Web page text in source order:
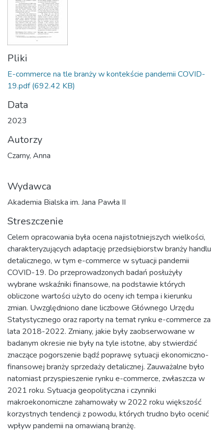
Pliki
E-commerce na tle branży w kontekście pandemii COVID-
19.pdf (692.42 KB)
Data
2023
Autorzy
Czarny, Anna
Wydawca
Akademia Bialska im. Jana Pawła II
Streszczenie
Celem opracowania była ocena najistotniejszych wielkości,
charakteryzujących adaptację przedsiębiorstw branży handlu
detalicznego, w tym e-commerce w sytuacji pandemii
COVID-19. Do przeprowadzonych badań posłużyły
wybrane wskaźniki finansowe, na podstawie których
obliczone wartości użyto do oceny ich tempa i kierunku
zmian. Uwzględniono dane liczbowe Głównego Urzędu
Statystycznego oraz raporty na temat rynku e-commerce za
lata 2018-2022. Zmiany, jakie były zaobserwowane w
badanym okresie nie były na tyle istotne, aby stwierdzić
znaczące pogorszenie bądź poprawę sytuacji ekonomiczno-
finansowej branży sprzedaży detalicznej. Zauważalne było
natomiast przyspieszenie rynku e-commerce, zwłaszcza w
2021 roku. Sytuacja geopolityczna i czynniki
makroekonomiczne zahamowały w 2022 roku większość
korzystnych tendencji z powodu, których trudno było ocenić
wpływ pandemii na omawianą branżę.